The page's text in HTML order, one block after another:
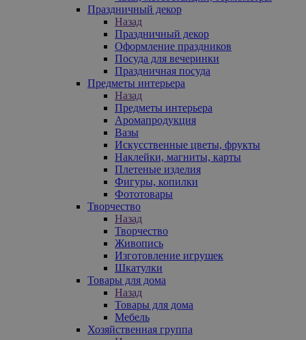
Праздничный декор
Назад
Праздничный декор
Оформление праздников
Посуда для вечеринки
Праздничная посуда
Предметы интерьера
Назад
Предметы интерьера
Аромапродукция
Вазы
Искусственные цветы, фрукты
Наклейки, магниты, карты
Плетеные изделия
Фигуры, копилки
Фототовары
Творчество
Назад
Творчество
Живопись
Изготовление игрушек
Шкатулки
Товары для дома
Назад
Товары для дома
Мебель
Хозяйственная группа